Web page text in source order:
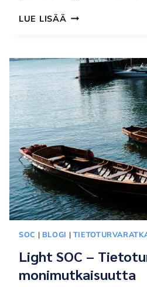
LUE LISÄÄ M365-
KOETUKSELLA
SOC | BLOGI |
Light SOC –
monimutkaisuutta